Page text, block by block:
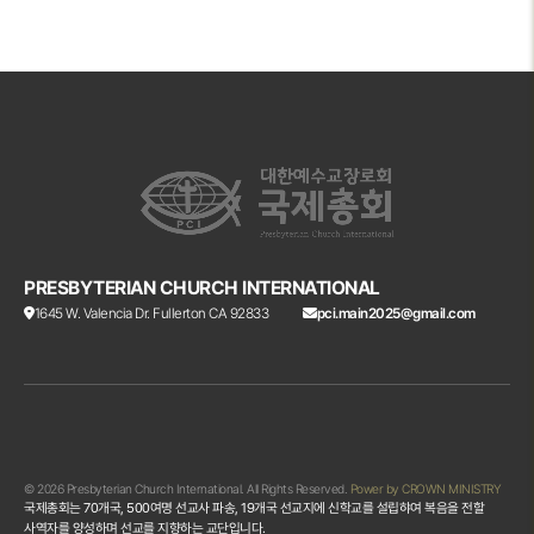
PRESBYTERIAN CHURCH INTERNATIONAL
1645 W. Valencia Dr. Fullerton CA 92833 pci.main2025@gmail.com
© 2026 Presbyterian Church International. All Rights Reserved. Power by CROWN MINISTRY
국제총회는 70개국, 500여명 선교사 파송, 19개국 선교지에 신학교를 설립햐여 복음을 전할
사역자를 양성하며 선교를 지향하는 교단입니다.